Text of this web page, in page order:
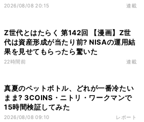
2026/08/08 20:15 連載
Z世代とはたらく 第142回 【漫画】Z世
代は資産形成が当たり前? NISAの運用結
果を見せてもらったら驚いた
22時間前 連載
真夏のペットボトル、どれが一番冷たい
まま? 3COINS・ニトリ・ワークマンで
15時間検証してみた
2026/08/08 09:10 レポート